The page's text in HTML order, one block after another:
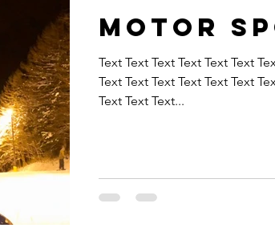
Motor
Text Text Text Text Text Text
Text Text Text Text Text Text
Text Text Text...